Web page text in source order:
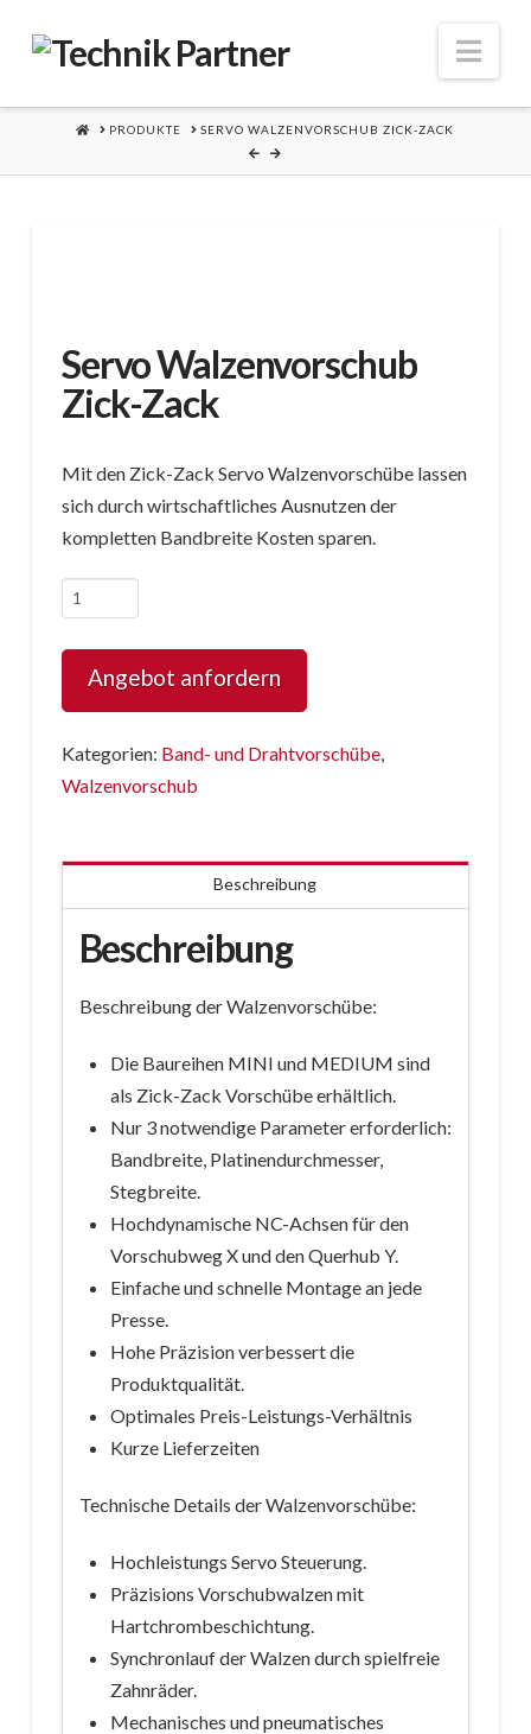
HOME
PRODUKTE SERVO WALZENVORSCHUB ZICK-ZACK
Servo Walzenvorschub
Zick-Zack
Mit den Zick-Zack Servo Walzenvorschübe lassen
sich durch wirtschaftliches Ausnutzen der
kompletten Bandbreite Kosten sparen.
Servo
Walzenvorschub
Zick-
ZackAngebot anfordern
Kategorien: Band- und Drahtvorschübe,
Walzenvorschub
Beschreibung
Beschreibung
Beschreibung der Walzenvorschübe:
Die Baureihen MINI und MEDIUM sind
als Zick-Zack Vorschübe erhältlich.
Nur 3 notwendige Parameter erforderlich:
Bandbreite, Platinendurchmesser,
Stegbreite.
Hochdynamische NC-Achsen für den
Vorschubweg X und den Querhub Y.
Einfache und schnelle Montage an jede
Presse.
Hohe Präzision verbessert die
Produktqualität.
Optimales Preis-Leistungs-Verhältnis
Kurze Lieferzeiten
Technische Details der Walzenvorschübe:
Hochleistungs Servo Steuerung.
Präzisions Vorschubwalzen mit
Hartchrombeschichtung.
Synchronlauf der Walzen durch spielfreie
Zahnräder.
Mechanisches und pneumatisches